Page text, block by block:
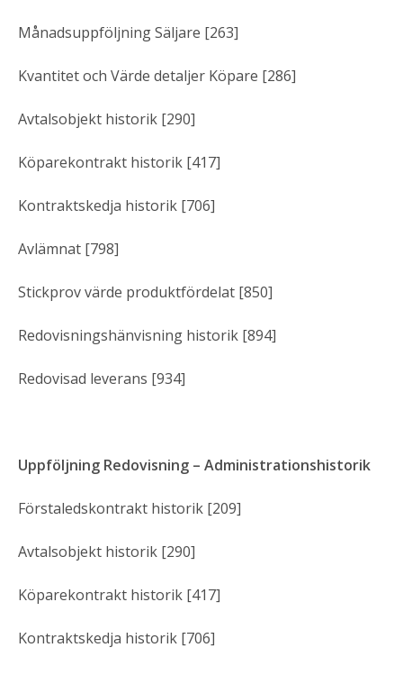
Månadsuppföljning Säljare [263]
Kvantitet och Värde detaljer Köpare [286]
Avtalsobjekt historik [290]
Köparekontrakt historik [417]
Kontraktskedja historik [706]
Avlämnat [798]
Stickprov värde produktfördelat [850]
Redovisningshänvisning historik [894]
Redovisad leverans [934]
Uppföljning Redovisning – Administrationshistorik
Förstaledskontrakt historik [209]
Avtalsobjekt historik [290]
Köparekontrakt historik [417]
Kontraktskedja historik [706]